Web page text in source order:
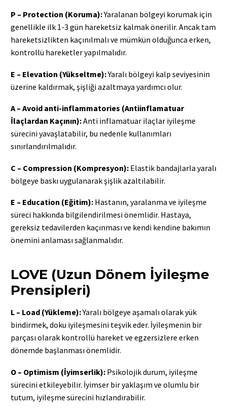
P – Protection (Koruma):Yaralanan bölgeyi korumak için
genellikle ilk 1-3 gün hareketsiz kalmak önerilir. Ancak tam
hareketsizlikten kaçınılmalı ve mümkün olduğunca erken,
kontrollü hareketler yapılmalıdır.
E – Elevation (Yükseltme):Yaralı bölgeyi kalp seviyesinin
üzerine kaldırmak, şişliği azaltmaya yardımcı olur.
A – Avoid anti-inflammatories (Antiinflamatuar
İlaçlardan Kaçının):Anti inflamatuar ilaçlar iyileşme
sürecini yavaşlatabilir, bu nedenle kullanımları
sınırlandırılmalıdır.
C – Compression (Kompresyon): Elastik bandajlarla yaralı
bölgeye baskı uygulanarak şişlik azaltılabilir.
E – Education (Eğitim): Hastanın, yaralanma ve iyileşme
süreci hakkında bilgilendirilmesi önemlidir. Hastaya,
gereksiz tedavilerden kaçınması ve kendi kendine bakımın
önemini anlaması sağlanmalıdır.
LOVE (Uzun Dönem İyileşme
Prensipleri)
L – Load (Yükleme):Yaralı bölgeye aşamalı olarak yük
bindirmek, doku iyileşmesini teşvik eder. İyileşmenin bir
parçası olarak kontrollü hareket ve egzersizlere erken
dönemde başlanması önemlidir.
O – Optimism (İyimserlik): Psikolojik durum, iyileşme
sürecini etkileyebilir. İyimser bir yaklaşım ve olumlu bir
tutum, iyileşme sürecini hızlandırabilir.